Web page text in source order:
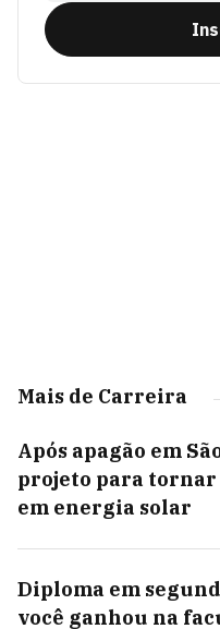
Mais de Carreira
Após apagão em
projeto para tornar
em energia solar
Diploma em
você ganhou na